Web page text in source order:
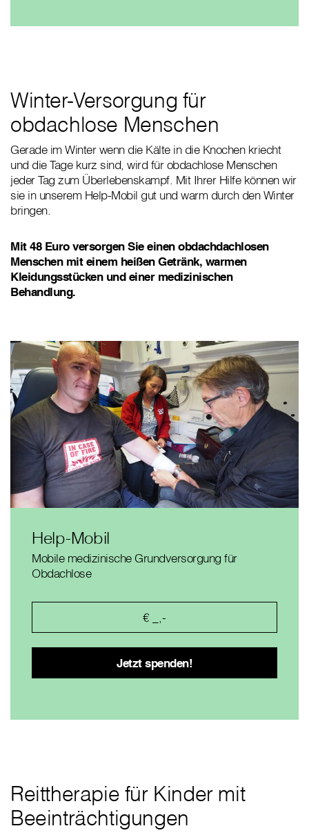
Winter-Versorgung für
obdachlose Menschen
Gerade im Winter wenn die Kälte in die Knochen kriecht
und die Tage kurz sind, wird für obdachlose Menschen
jeder Tag zum Überlebenskampf. Mit Ihrer Hilfe können wir
sie in unserem Help-Mobil gut und warm durch den Winter
bringen.
Mit 48 Euro versorgen Sie einen obdachdachlosen
Menschen mit einem heißen Getränk, warmen
Kleidungsstücken und einer medizinischen
Behandlung.
Help-Mobil
Mobile medizinische Grundversorgung für
Obdachlose
Reittherapie für Kinder mit
Beeinträchtigungen